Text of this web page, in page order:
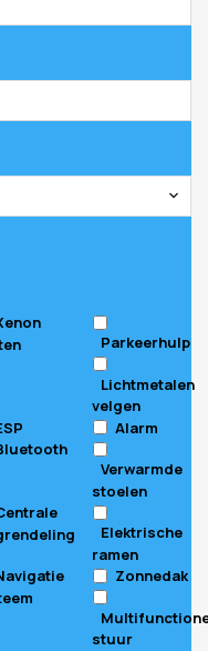
Parkeerhulp
Lichtmetalen
velgen
Alarm
Verwarmde
stoelen
Elektrische
ramen
Zonnedak
stuur